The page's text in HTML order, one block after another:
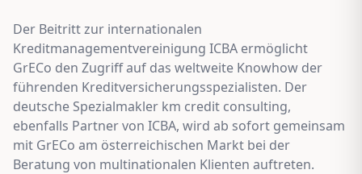
Der Beitritt zur internationalen
Kreditmanagementvereinigung ICBA ermöglicht
GrECo den Zugriff auf das weltweite Knowhow der
führenden Kreditversicherungsspezialisten. Der
deutsche Spezialmakler km credit consulting,
ebenfalls Partner von ICBA, wird ab sofort gemeinsam
mit GrECo am österreichischen Markt bei der
Beratung von multinationalen Klienten auftreten.